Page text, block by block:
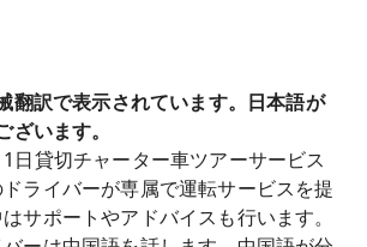
翻訳で表示されています。日本語が
います。
日貸切チャーター車ツアーサービス
ライバーが専属で運転サービスを提
サポートやアドバイスも行います。